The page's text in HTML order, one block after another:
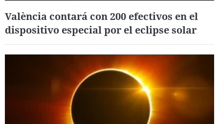
València contará con 200 efectivos en el
dispositivo especial por el eclipse solar